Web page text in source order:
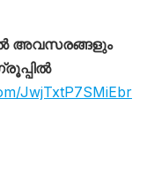
അവസരങ്ങളും
JwjTxtP7SMiEbr